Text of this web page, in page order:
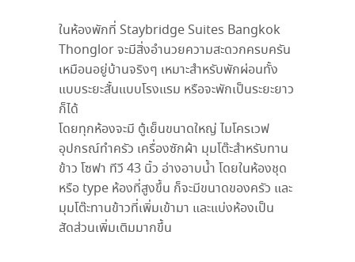
ในห้องพักที่ Staybridge Suites Bangkok
Thonglor จะมีสิ่งอำนวยความสะดวกครบครัน
เหมือนอยู่บ้านจริงๆ เหมาะสำหรับพักผ่อนทั้ง
แบบระยะสั้นแบบโรงแรม หรือจะพักเป็นระยะยาว
ก็ได้
โดยทุกห้องจะมี ตู้เย็นขนาดใหญ่ ไมโครเวฟ
อุปกรณ์ทำครัว เครื่องซักผ้า มุมโต๊ะสำหรับทาน
ข้าว โซฟา ทีวี 43 นิ้ว อ่างอาบน้ำ โดยในห้องชุด
หรือ type ห้องที่สูงขึ้น ก็จะมีขนาดของครัว และ
มุมโต๊ะทานข้าวที่เพิ่มเข้ามา และแบ่งห้องเป็น
สัดส่วนเพิ่มเติมมากขึ้น